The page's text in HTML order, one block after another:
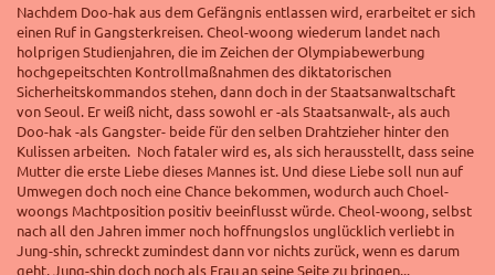
Nachdem Doo-hak aus dem Gefängnis entlassen wird, erarbeitet er sich
einen Ruf in Gangsterkreisen. Cheol-woong wiederum landet nach
holprigen Studienjahren, die im Zeichen der Olympiabewerbung
hochgepeitschten Kontrollmaßnahmen des diktatorischen
Sicherheitskommandos stehen, dann doch in der Staatsanwaltschaft
von Seoul. Er weiß nicht, dass sowohl er -als Staatsanwalt-, als auch
Doo-hak -als Gangster- beide für den selben Drahtzieher hinter den
Kulissen arbeiten. Noch fataler wird es, als sich herausstellt, dass seine
Mutter die erste Liebe dieses Mannes ist. Und diese Liebe soll nun auf
Umwegen doch noch eine Chance bekommen, wodurch auch Choel-
woongs Machtposition positiv beeinflusst würde. Cheol-woong, selbst
nach all den Jahren immer noch hoffnungslos unglücklich verliebt in
Jung-shin, schreckt zumindest dann vor nichts zurück, wenn es darum
geht, Jung-shin doch noch als Frau an seine Seite zu bringen...